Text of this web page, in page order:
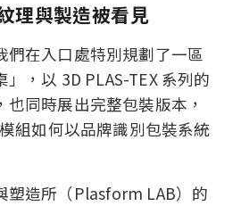
理與製造被看見
們在入口處特別規劃了一區
」，以 3D PLAS-TEX 系列的
同時展出完整包裝版本，
組如何以品牌識別包裝系統
塑造所（Plasform LAB）的